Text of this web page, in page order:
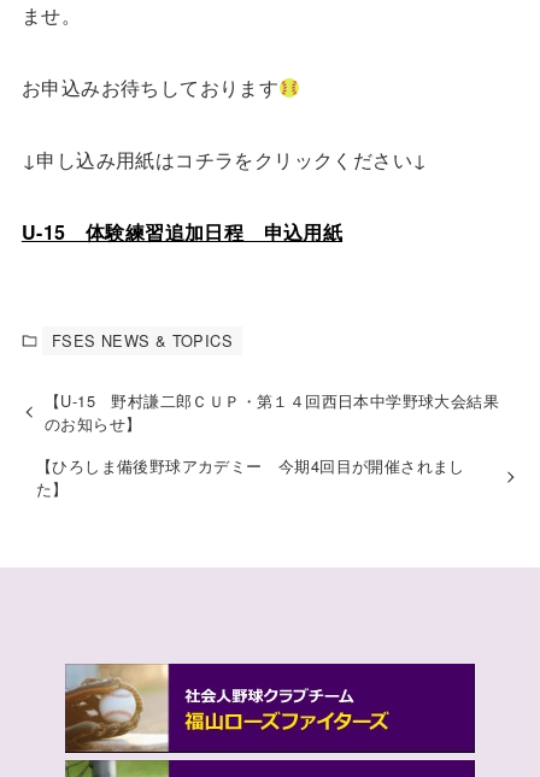
ませ。
お申込みお待ちしております
↓申し込み用紙はコチラをクリックください↓
U-15 体験練習追加日程 申込用紙
FSES NEWS & TOPICS
【U-15 野村謙二郎ＣＵＰ・第１４回西日本中学野球大会結果
のお知らせ】
【ひろしま備後野球アカデミー 今期4回目が開催されまし
た】